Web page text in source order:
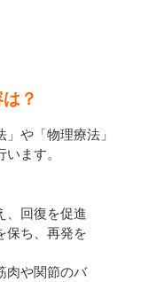
？
や「物理療法」
ます。
、回復を促進
保ち、再発を
肉や関節のバ